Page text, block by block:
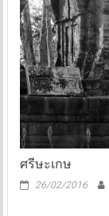
ศรีษะเกษ
26/02/2016